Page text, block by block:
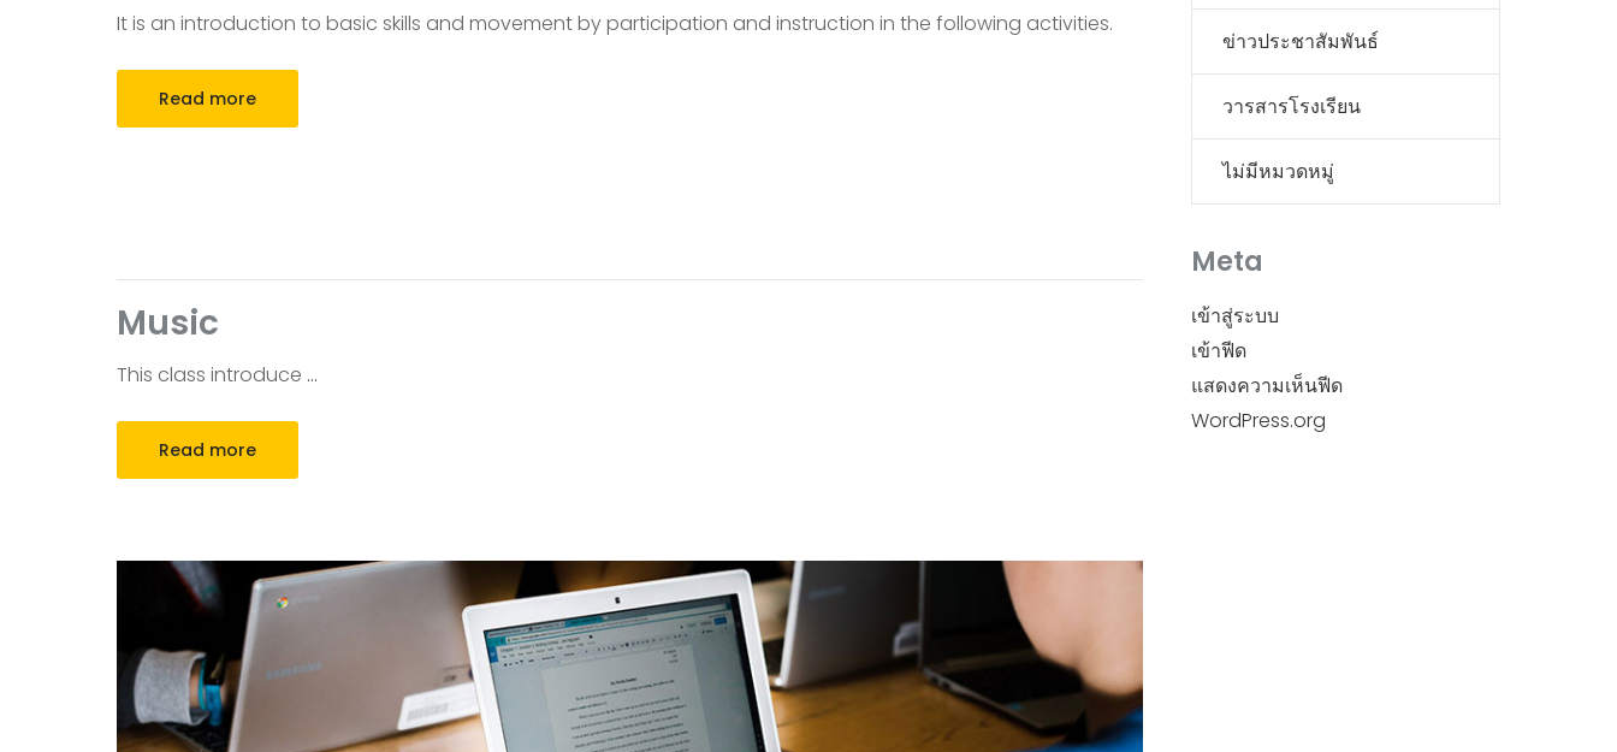
It is an introduction to basic skills and movement by participation and instruction in the following activities.
Read more
Music
This class introduce …
Read more
ข่าวประชาสัมพันธ์
วารสารโรงเรียน
ไม่มีหมวดหมู่
Meta
เข้าสู่ระบบ
เข้าฟีด
แสดงความเห็นฟีด
WordPress.org